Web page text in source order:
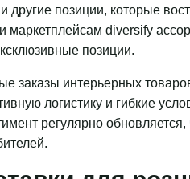
другие позиции, которые
маркетплейсам diversify
позиции.
заказы интерьерных
логистику и гибкие
регулярно